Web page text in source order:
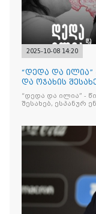
2025-10-08 14:20
“დედა და ილია”
და ოჯახის
“დედა და ილია” -
შესახებ, ესპანურ